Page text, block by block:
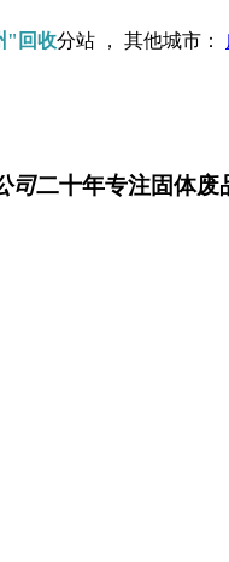
"回收分站 ， 其他城市：
司二十年专注固体废